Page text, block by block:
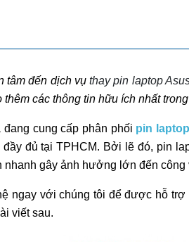
tâm đến dịch vụthay pin laptop
thêm các thông tin hữu ích nhất
đang cung cấp phân phối pin
đủ tại TPHCM. Bởi lẽ đó, pin
nhanh gây ảnh hưởng lớn đến công
ngay với chúng tôi để được hỗ trợ
viết sau.